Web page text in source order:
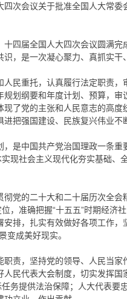
次会议关于批准全国人大常
十四届全国人大四次会议圆满
，是一次凝心聚力、真抓实干
民重托，认真履行法定职责
划纲要和年度计划、预算，
了党的主张和人民意志的高
把强国建设、民族复兴伟业
是中国共产党治国理政一条
现社会主义现代化夯实基础、
党的二十大和二十届历次全
，准确把握“十五五”时期经济
排，扎实有效做好各项工作，
变成美好现实。
责，坚持党的领导、人民当
人民代表大会制度，切实发挥
务提供法治保障；人大代表要